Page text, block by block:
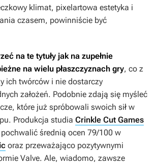
klimat, pixelartowa estetyka i
czasem, powinniście być
na te tytuły jak na zupełnie
na wielu płaszczyznach gry, co z
ich twórców i nie dostarczy
założeń. Podobnie zdają się myśleć
które już spróbowali swoich sił w
Produkcja studia Crinkle Cut Games
średnią ocen 79/100 w
oraz przeważająco pozytywnymi
Valve. Ale, wiadomo, zawsze